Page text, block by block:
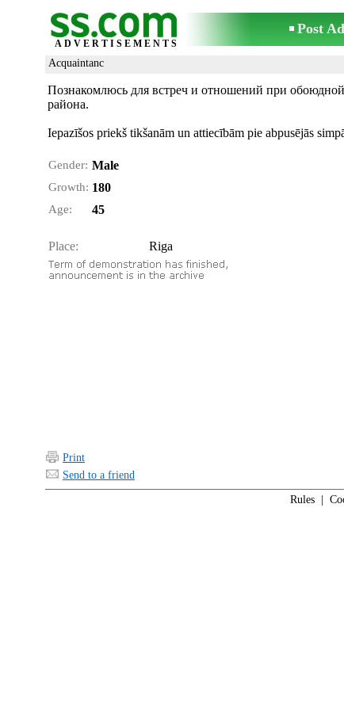
ADVERTISEMENTS
Post
Acquaintanc
Познакомлюсь для встреч и отношений при
района.
Iepazīšos priekš tikšanām un attiecībām pie abpusējās
Gender: Male
Growth: 180
Age: 45
Place: Riga
Print
Send to a friend
Rules